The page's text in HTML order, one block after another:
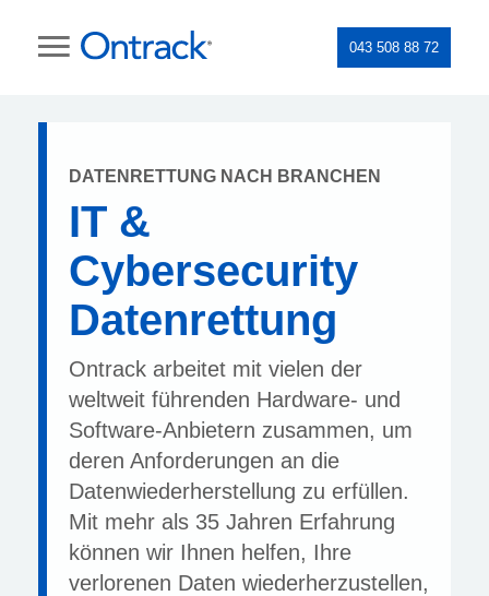
043 508 88 72
DATENRETTUNG NACH BRANCHEN
IT &
Cybersecurity
Datenrettung
Ontrack arbeitet mit vielen der
weltweit führenden Hardware- und
Software-Anbietern zusammen, um
deren Anforderungen an die
Datenwiederherstellung zu erfüllen.
Mit mehr als 35 Jahren Erfahrung
können wir Ihnen helfen, Ihre
verlorenen Daten wiederherzustellen,